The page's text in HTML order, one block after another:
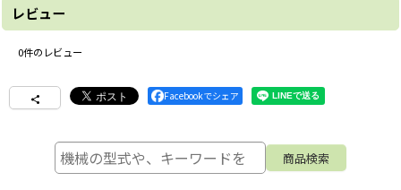
レビュー
0件のレビュー
Facebookでシェア